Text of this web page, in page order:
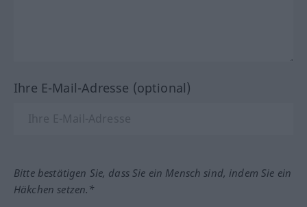
Ihre E-Mail-Adresse (optional)
Bitte bestätigen Sie, dass Sie ein Mensch sind, indem Sie ein
Häkchen setzen.*